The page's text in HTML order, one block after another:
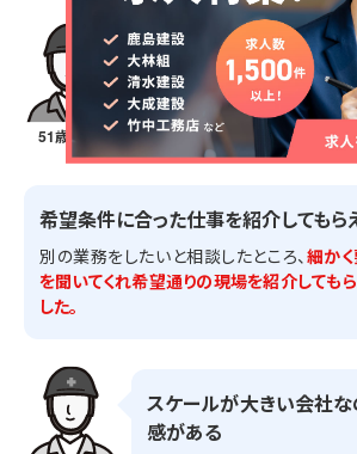
51歳・男性
担当営業のサポートが良
在籍証明書や源泉徴収票な
ぐ準備してくれるため、仕事
希望条件に合った仕事を紹介してもら
別の業務をしたいと相談したところ、 細か
を聞いてくれ希望通りの現場を紹介しても
した。
スケールが大きい会社な
感がある